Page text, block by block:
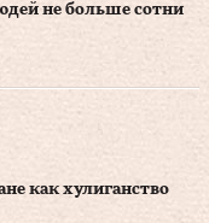
не больше сотни
как хулиганство